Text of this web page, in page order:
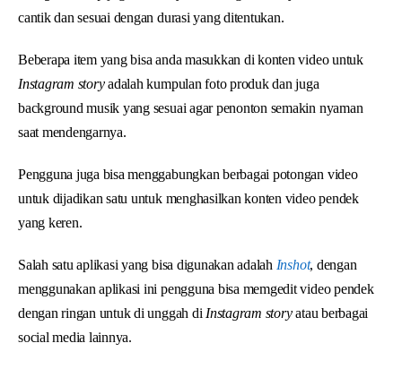
cantik dan sesuai dengan durasi yang ditentukan.
Beberapa item yang bisa anda masukkan di konten video untuk
Instagram storyadalah kumpulan foto produk dan juga
background musik yang sesuai agar penonton semakin nyaman
saat mendengarnya.
Pengguna juga bisa menggabungkan berbagai potongan video
untuk dijadikan satu untuk menghasilkan konten video pendek
yang keren.
Salah satu aplikasi yang bisa digunakan adalah Inshot, dengan
menggunakan aplikasi ini pengguna bisa memgedit video pendek
dengan ringan untuk di unggah di Instagram storyatau berbagai
social media lainnya.